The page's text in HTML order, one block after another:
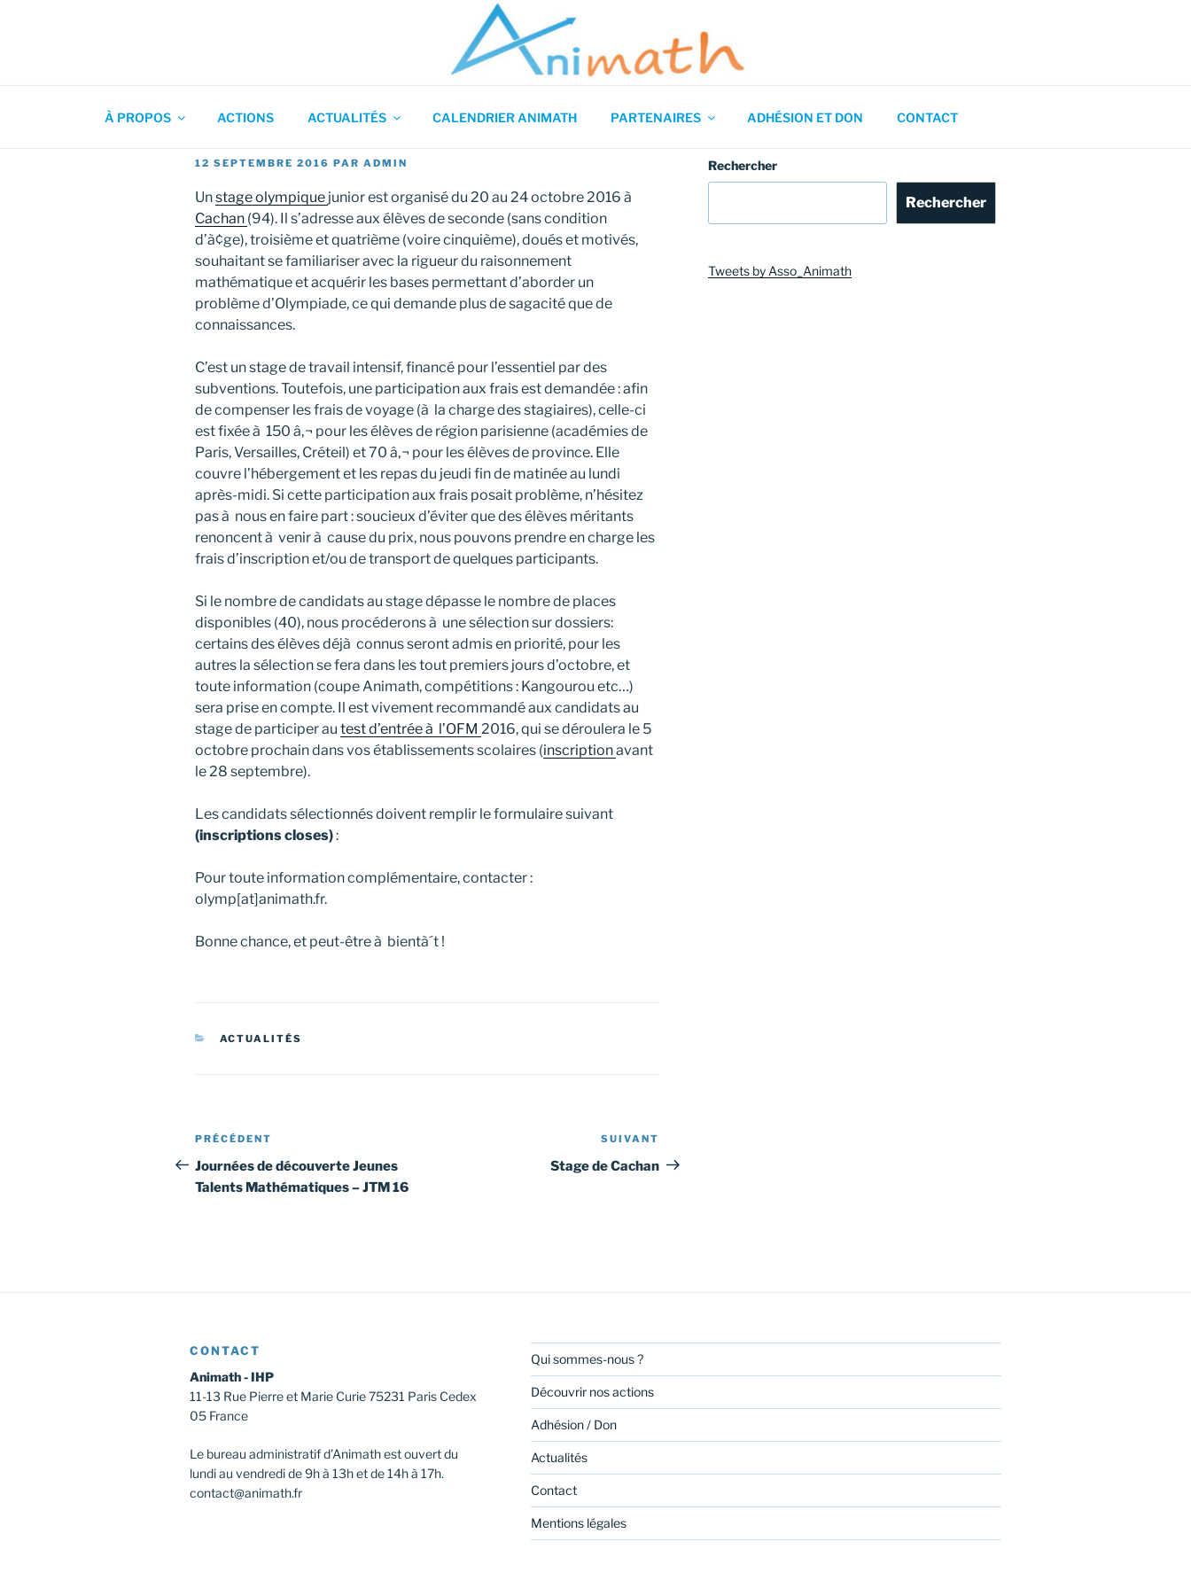
Association pour l'Animation en Mathématiques
À PROPOS ACTIONS ACTUALITÉS CALENDRIER ANIMATH PARTENAIRES ADHÉSION ET DON CONTACT
PUBLIÉ
12 SEPTEMBRE 2016 PAR ADMIN
Unstage olympique junior est organisé du 20 au 24 octobre 2016 à
Cachan (94). Il s’adresse aux élèves de seconde (sans condition
d’à¢ge), troisième et quatrième (voire cinquième), doués et motivés,
souhaitant se familiariser avec la rigueur du raisonnement
mathématique et acquérir les bases permettant d’aborder un
problème d’Olympiade, ce qui demande plus de sagacité que de
connaissances.
C’est un stage de travail intensif, financé pour l’essentiel par des
subventions. Toutefois, une participation aux frais est demandée : afin
de compenser les frais de voyage (à la charge des stagiaires), celle-ci
est fixée à 150 â‚¬ pour les élèves de région parisienne (académies de
Paris, Versailles, Créteil) et 70 â‚¬ pour les élèves de province. Elle
couvre l’hébergement et les repas du jeudi fin de matinée au lundi
après-midi. Si cette participation aux frais posait problème, n’hésitez
pas à nous en faire part : soucieux d’éviter que des élèves méritants
renoncent à venir à cause du prix, nous pouvons prendre en charge les
frais d’inscription et/ou de transport de quelques participants.
Si le nombre de candidats au stage dépasse le nombre de places
disponibles (40), nous procéderons à une sélection sur dossiers:
certains des élèves déjà connus seront admis en priorité, pour les
autres la sélection se fera dans les tout premiers jours d’octobre, et
toute information (coupe Animath, compétitions : Kangourou etc…)
sera prise en compte. Il est vivement recommandé aux candidats au
stage de participer au test d’entrée à l’OFM 2016, qui se déroulera le 5
octobre prochain dans vos établissements scolaires (inscriptionavant
le 28 septembre).
Les candidats sélectionnés doivent remplir le formulaire suivant
(inscriptions closes):
Pour toute information complémentaire, contacter :
olymp[at]animath.fr.
Bonne chance, et peut-être à bientà´t !
CATÉGORIES
ACTUALITÉS
Navigation
de
l’article
Article
précédent
PRÉCÉDENT
Journées de découverte Jeunes
Talents Mathématiques – JTM 16
suivant
SUIVANT
Stage de Cachan
Rechercher
Rechercher
Tweets by Asso_Animath
CONTACT
Animath - IHP
11-13 Rue Pierre et Marie Curie 75231 Paris Cedex
05 France
Le bureau administratif d’Animath est ouvert du
lundi au vendredi de 9h à 13h et de 14h à 17h.
contact@animath.fr
Qui sommes-nous ?
Découvrir nos actions
Adhésion / Don
Actualités
Contact
Mentions légales